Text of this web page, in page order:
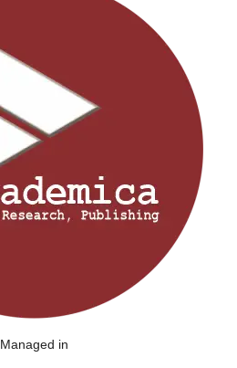
Managed in